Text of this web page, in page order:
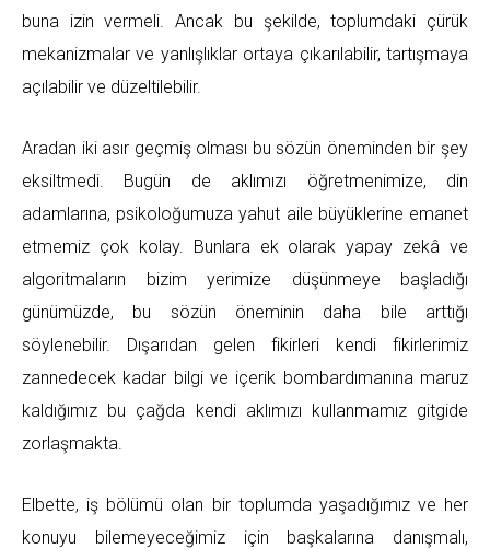
buna izin vermeli. Ancak bu şekilde, toplumdaki çürük
mekanizmalar ve yanlışlıklar ortaya çıkarılabilir, tartışmaya
açılabilir ve düzeltilebilir.
Aradan iki asır geçmiş olması bu sözün öneminden bir şey
eksiltmedi. Bugün de aklımızı öğretmenimize, din
adamlarına, psikoloğumuza yahut aile büyüklerine emanet
etmemiz çok kolay. Bunlara ek olarak yapay zekâ ve
algoritmaların bizim yerimize düşünmeye başladığı
günümüzde, bu sözün öneminin daha bile arttığı
söylenebilir. Dışarıdan gelen fikirleri kendi fikirlerimiz
zannedecek kadar bilgi ve içerik bombardımanına maruz
kaldığımız bu çağda kendi aklımızı kullanmamız gitgide
zorlaşmakta.
Elbette, iş bölümü olan bir toplumda yaşadığımız ve her
konuyu bilemeyeceğimiz için başkalarına danışmalı,